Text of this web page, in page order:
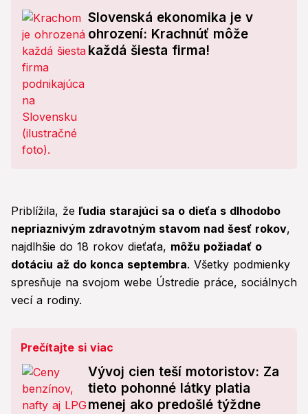
Slovenská ekonomika je v
ohrození: Krachnúť môže
každá šiesta firma!
Priblížila, že ľudia starajúci sa o dieťa s dlhodobo
nepriaznivým zdravotným stavom nad šesť rokov,
najdlhšie do 18 rokov dieťaťa, môžu požiadať o
dotáciu až do konca septembra. Všetky podmienky
spresňuje na svojom webe Ústredie práce, sociálnych
vecí a rodiny.
Prečítajte si viac
Vývoj cien teší motoristov: Za
tieto pohonné látky platia
menej ako predošlé týždne